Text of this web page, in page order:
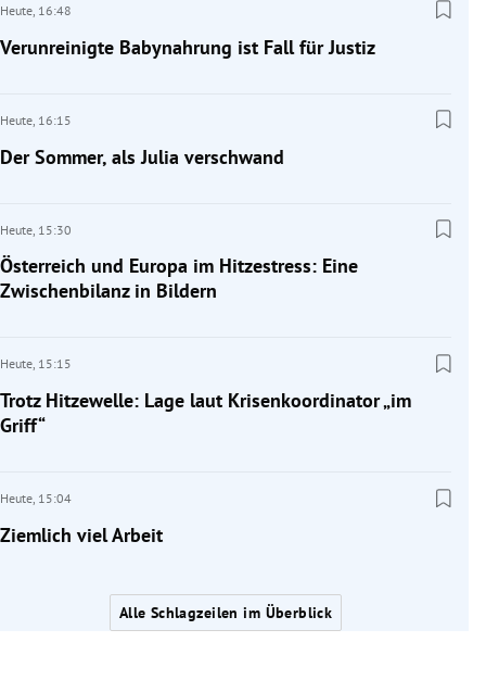
Heute, 16:48
Verunreinigte Babynahrung ist Fall für Justiz
Heute, 16:15
Der Sommer, als Julia verschwand
Heute, 15:30
Österreich und Europa im Hitzestress: Eine
Zwischenbilanz in Bildern
Heute, 15:15
Trotz Hitzewelle: Lage laut Krisenkoordinator „im
Griff“
Heute, 15:04
Ziemlich viel Arbeit
Alle Schlagzeilen im Überblick